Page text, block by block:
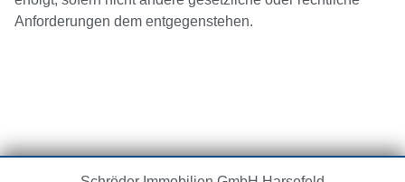
Anforderungen dem entgegenstehen.